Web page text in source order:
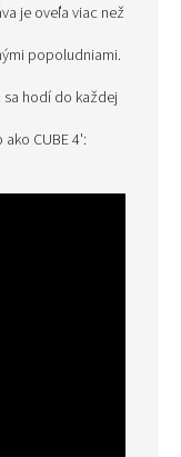
je oveľa viac než
popoludniami.
sa hodí do každej
CUBE 4':